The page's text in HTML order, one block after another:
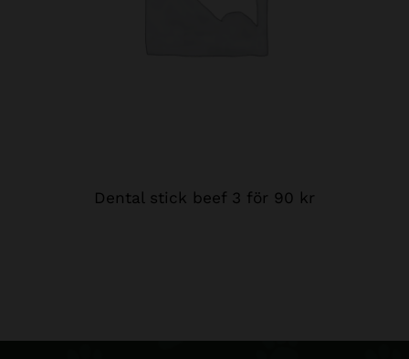
Dental stick beef 3 för 90 kr